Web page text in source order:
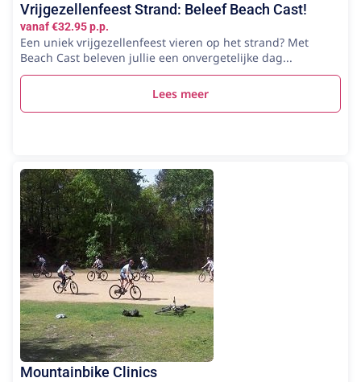
Vrijgezellenfeest Strand: Beleef Beach Cast!
vanaf €32.95 p.p.
Een uniek vrijgezellenfeest vieren op het strand? Met
Beach Cast beleven jullie een onvergetelijke dag...
Lees meer
Mountainbike Clinics